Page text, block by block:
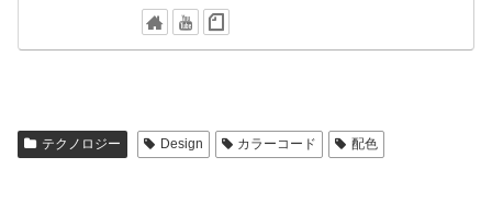
テクノロジー Design カラーコード 配色